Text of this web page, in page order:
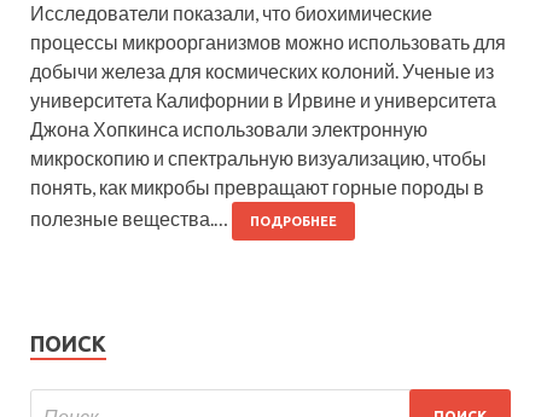
Исследователи показали, что биохимические
процессы микроорганизмов можно использовать для
добычи железа для космических колоний. Ученые из
университета Калифорнии в Ирвине и университета
Джона Хопкинса использовали электронную
микроскопию и спектральную визуализацию, чтобы
понять, как микробы превращают горные породы в
полезные вещества.…
ПОДРОБНЕЕ
ПОИСК